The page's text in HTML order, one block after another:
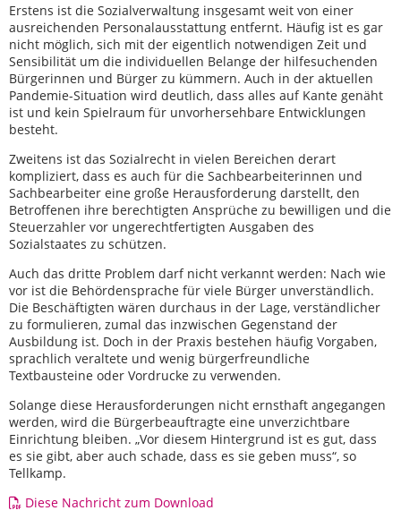
Erstens ist die Sozialverwaltung insgesamt weit von einer
ausreichenden Personalausstattung entfernt. Häufig ist es gar
nicht möglich, sich mit der eigentlich notwendigen Zeit und
Sensibilität um die individuellen Belange der hilfesuchenden
Bürgerinnen und Bürger zu kümmern. Auch in der aktuellen
Pandemie-Situation wird deutlich, dass alles auf Kante genäht
ist und kein Spielraum für unvorhersehbare Entwicklungen
besteht.
Zweitens ist das Sozialrecht in vielen Bereichen derart
kompliziert, dass es auch für die Sachbearbeiterinnen und
Sachbearbeiter eine große Herausforderung darstellt, den
Betroffenen ihre berechtigten Ansprüche zu bewilligen und die
Steuerzahler vor ungerechtfertigten Ausgaben des
Sozialstaates zu schützen.
Auch das dritte Problem darf nicht verkannt werden: Nach wie
vor ist die Behördensprache für viele Bürger unverständlich.
Die Beschäftigten wären durchaus in der Lage, verständlicher
zu formulieren, zumal das inzwischen Gegenstand der
Ausbildung ist. Doch in der Praxis bestehen häufig Vorgaben,
sprachlich veraltete und wenig bürgerfreundliche
Textbausteine oder Vordrucke zu verwenden.
Solange diese Herausforderungen nicht ernsthaft angegangen
werden, wird die Bürgerbeauftragte eine unverzichtbare
Einrichtung bleiben. „Vor diesem Hintergrund ist es gut, dass
es sie gibt, aber auch schade, dass es sie geben muss“, so
Tellkamp.
Diese Nachricht zum Download